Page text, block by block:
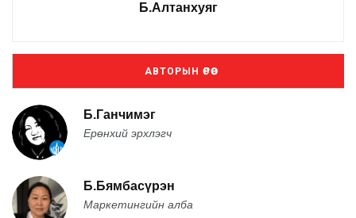
Б.Алтанхуяг
АВТОРЫН ӨРӨӨ
Б.Ганчимэг
Ерөнхий эрхлэгч
Б.Бямбасүрэн
Маркетингийн алба